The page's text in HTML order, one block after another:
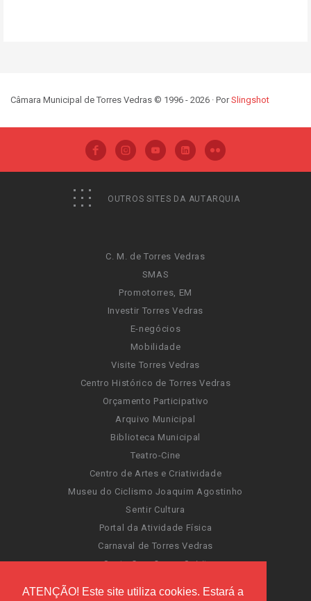
ATENÇÃO! Este site utiliza cookies. Estará a
Câmara Municipal de Torres Vedras © 1996 - 2026 · PorSlingshot
OUTROS SITES DA AUTARQUIA
C. M. de Torres Vedras
SMAS
Promotorres, EM
Investir Torres Vedras
E-negócios
Mobilidade
Visite Torres Vedras
Centro Histórico de Torres Vedras
Orçamento Participativo
Arquivo Municipal
Biblioteca Municipal
Teatro-Cine
Centro de Artes e Criatividade
Museu do Ciclismo Joaquim Agostinho
Sentir Cultura
Portal da Atividade Física
Carnaval de Torres Vedras
Santa Cruz Ocean Spirit